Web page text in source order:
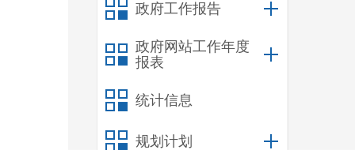
政府工作报告
政府网站工作年度
报表
统计信息
规划计划